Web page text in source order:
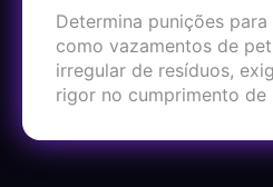
Determina punições
como vazamentos de
irregular de resíduos,
rigor no cumprimento de